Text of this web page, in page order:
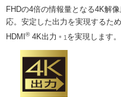
FHDの4倍の情報量となる4K解
応。安定した出力を実現するた
HDMI ®4K出力 ＊1 を実現します。